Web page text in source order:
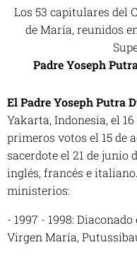
Los 53 capitulares del
de María, reunidos
Padre Yoseph
El Padre Yoseph Putra
Yakarta, Indonesia, el
primeros votos el 15 de
sacerdote el 21 de junio
inglés, francés e
ministerios:
- 1997 - 1998:
Virgen María,